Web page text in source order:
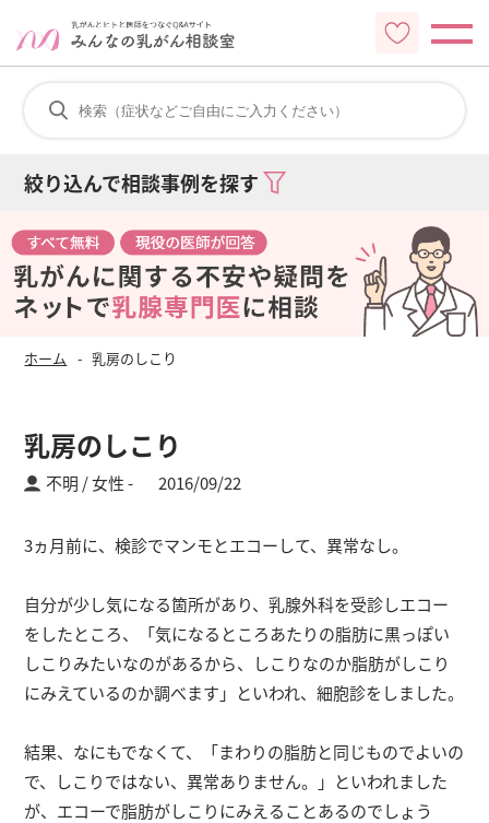
絞り込んで相談事例を探す
ホーム 乳房のしこり
乳房のしこり
不明 / 女性 2016/09/22
3ヵ月前に、検診でマンモとエコーして、異常なし。
自分が少し気になる箇所があり、乳腺外科を受診しエコー
をしたところ、「気になるところあたりの脂肪に黒っぽい
しこりみたいなのがあるから、しこりなのか脂肪がしこり
にみえているのか調べます」といわれ、細胞診をしました。
結果、なにもでなくて、「まわりの脂肪と同じものでよいの
で、しこりではない、異常ありません。」といわれました
が、エコーで脂肪がしこりにみえることあるのでしょう